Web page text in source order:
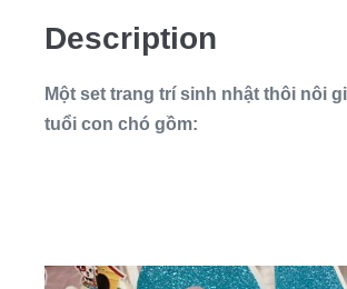
Description
Một set trang trí sinh nhật thôi nôi
tuổi con chó gồm: